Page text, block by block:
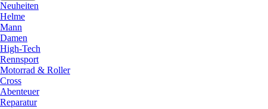
Neuheiten
Helme
Mann
Damen
High-Tech
Rennsport
Motorrad & Roller
Cross
Abenteuer
Reparatur